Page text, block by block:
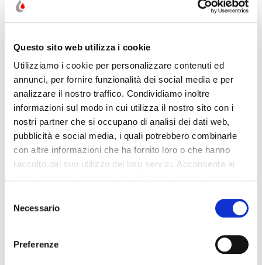
Questo sito web utilizza i cookie
Utilizziamo i cookie per personalizzare contenuti ed
annunci, per fornire funzionalità dei social media e per
analizzare il nostro traffico. Condividiamo inoltre
informazioni sul modo in cui utilizza il nostro sito con i
nostri partner che si occupano di analisi dei dati web,
pubblicità e social media, i quali potrebbero combinarle
con altre informazioni che ha fornito loro o che hanno
raccolto dal suo utilizzo dei loro servizi. Acconsenta ai
delNecessario
Preferenze
vi invitiamo a:
Mantenere una distanza non inferiore a 1 metro
che coinvolgono le vie respiratorie
in caso di sintomi di compromissione delle vie
respiratorie non è il caso che sostiate dove ci
sono altre persone
in caso di sintomi o contatti con casi di sospetto
numero verde regionale: 800 033 033
L’osservanza e il rispetto delle norme di sicurezza
Laboratorio e tutelerà la salute di tutti.